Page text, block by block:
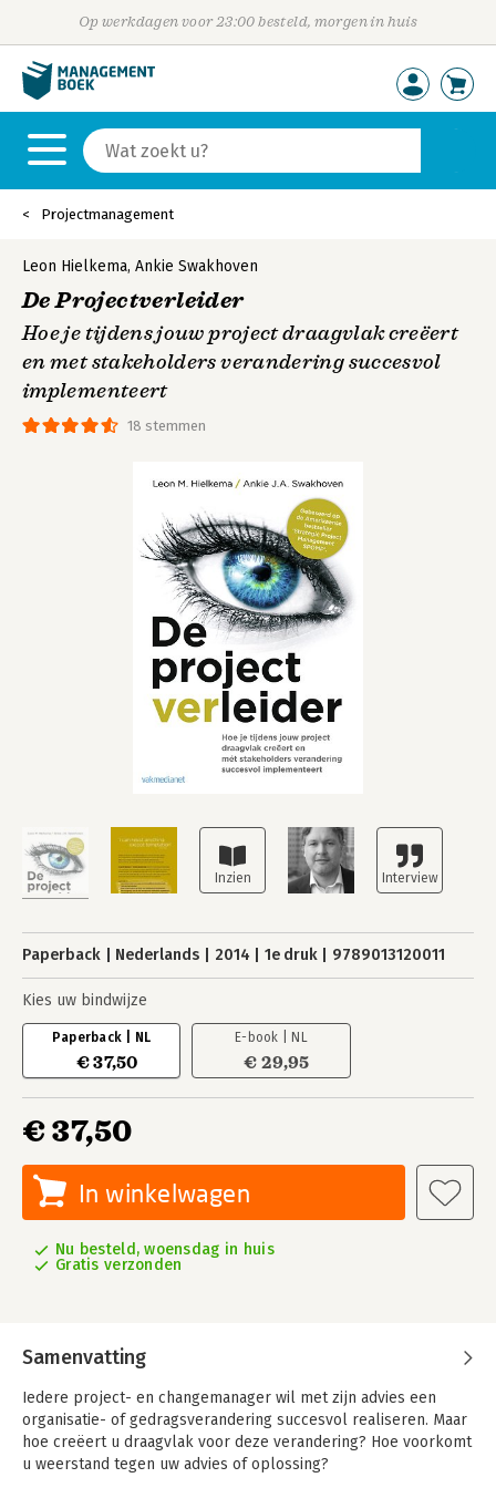
Op werkdagen voor 23:00 besteld, morgen in huis
Projectmanagement
18 stemmen
Leon Hielkema, Ankie Swakhoven
De Projectverleider
Hoe je tijdens jouw project draagvlak creëert
en met stakeholders verandering succesvol
implementeert
Paperback Nederlands 2014 1e druk 9789013120011
Kies uw bindwijze
Paperback | NL
€ 37,50
E-book | NL
€ 29,95
€ 37,50
In winkelwagen
Nu besteld, woensdag in huis
Gratis verzonden
Samenvatting
Iedere project- en changemanager wil met zijn advies een
organisatie- of gedragsverandering succesvol realiseren. Maar
hoe creëert u draagvlak voor deze verandering? Hoe voorkomt
u weerstand tegen uw advies of oplossing?